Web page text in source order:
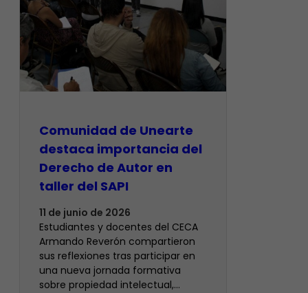
Comunidad de Unearte
destaca importancia del
Derecho de Autor en
taller del SAPI
11 de junio de 2026
Estudiantes y docentes del CECA
Armando Reverón compartieron
sus reflexiones tras participar en
una nueva jornada formativa
sobre propiedad intelectual,…